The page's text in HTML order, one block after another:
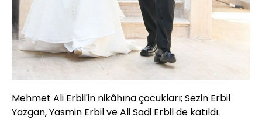
Mehmet Ali Erbil'in nikâhına çocukları; Sezin Erbil
Yazgan, Yasmin Erbil ve Ali Sadi Erbil de katıldı.